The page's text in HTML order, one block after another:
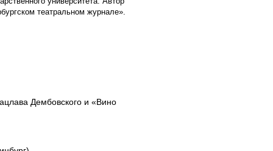
театральном журнале».
Дембовского и «Вино